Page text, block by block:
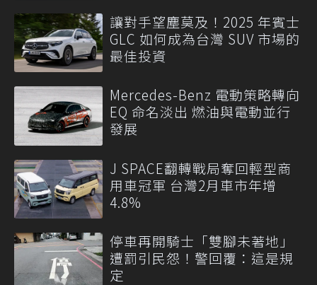
讓對手望塵莫及！2025 年賓士
GLC 如何成為台灣 SUV 市場的
最佳投資
Mercedes-Benz 電動策略轉向
EQ 命名淡出 燃油與電動並行
發展
J SPACE翻轉戰局奪回輕型商
用車冠軍 台灣2月車市年增
4.8%
停車再開騎士「雙腳未著地」
遭罰引民怨！警回覆：這是規
定